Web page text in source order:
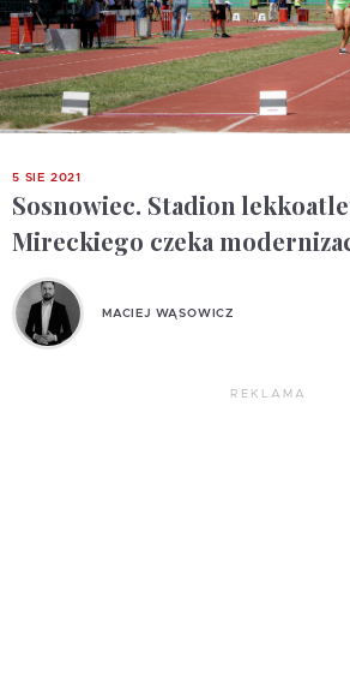
5 SIE 2021
Sosnowiec. Stadion
Mireckiego czeka
MACIEJ WĄSOWICZ
REKLAMA